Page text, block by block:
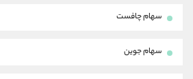
سهام چافست
سهام جوین